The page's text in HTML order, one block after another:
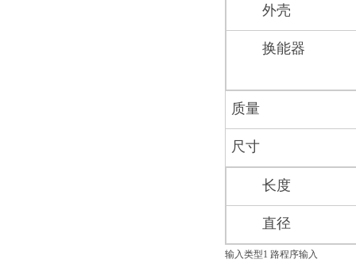
外壳
换能器
质量
尺寸
长度
直径
输入类型1 路程序输入